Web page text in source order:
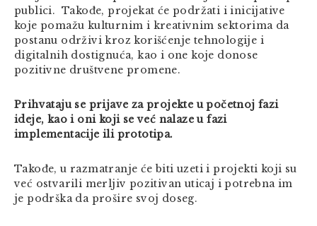
publici. Takođe, projekat će podržati i inicijative
koje pomažu kulturnim i kreativnim sektorima da
postanu održivi kroz korišćenje tehnologije i
digitalnih dostignuća, kao i one koje donose
pozitivne društvene promene.
Prihvataju se prijave za projekte u početnoj fazi
ideje, kao i oni koji se već nalaze u fazi
implementacije ili prototipa.
Takođe, u razmatranje će biti uzeti i projekti koji su
već ostvarili merljiv pozitivan uticaj i potrebna im
je podrška da prošire svoj doseg.